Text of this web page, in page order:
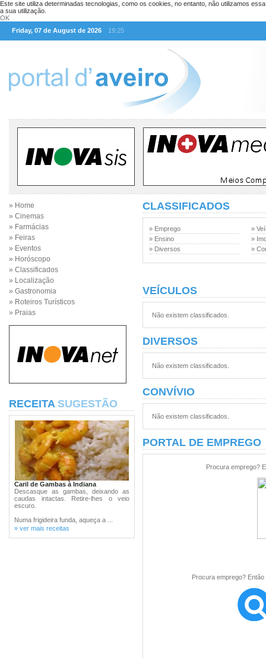
Este site utiliza determinadas tecnologias, como os cookies, no entanto, não utilizamos
a sua utilização.
OK
Friday, 07 de August de 2026
19:25
» Home
» Cinemas
» Farmácias
» Feiras
» Eventos
» Horóscopo
» Classificados
» Localização
» Gastronomia
» Roteiros Turísticos
» Praias
RECEITA SUGESTÃO
Caril de Gambas à Indiana
Descasque as gambas, deixando as
caudas intactas. Retire-lhes o veio
escuro.
Numa frigideira funda, aqueça a ...
» ver mais receitas
CLASSIFICADOS
» Emprego
» Ensino
» Diversos
»
»
»
VEÍCULOS
Não existem classificados.
DIVERSOS
Não existem classificados.
CONVÍVIO
Não existem classificados.
PORTAL DE EMPREGO
Procura emprego?
Procura emprego?